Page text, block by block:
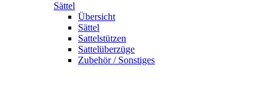
Sättel
Übersicht
Sättel
Sattelstützen
Sattelüberzüge
Zubehör / Sonstiges